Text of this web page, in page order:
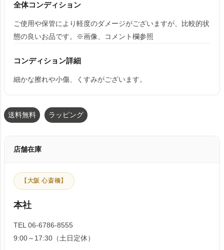
全体コンディション
ご使用や保管により軽度のダメージがございますが、比較的状
態の良いお品です。※画像、コメント欄参照
コンディション詳細
細かな擦れや小傷、くすみがございます。
送料無料 ラッピング
店舗在庫
【大阪 心斎橋】
本社
TEL 06-6786-8555
9:00～17:30（土日定休）